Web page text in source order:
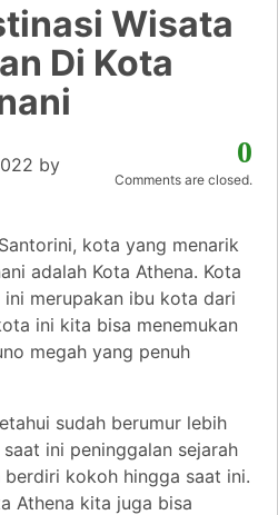
Wisata
Di Kota
0
Comments are closed.
by
kota yang menarik
adalah Kota Athena. Kota
merupakan ibu kota dari
ini kita bisa menemukan
megah yang penuh
sudah berumur lebih
ini peninggalan sejarah
kokoh hingga saat ini.
Athena kita juga bisa